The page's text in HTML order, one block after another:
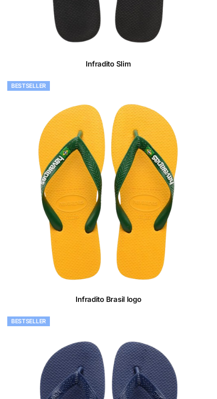
Infradito Slim
BESTSELLER
Infradito Brasil logo
BESTSELLER